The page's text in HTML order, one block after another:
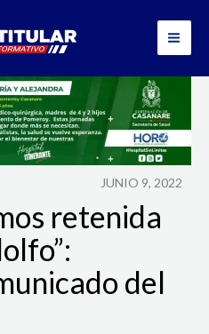
JUNIO 9, 2022
retenida
del